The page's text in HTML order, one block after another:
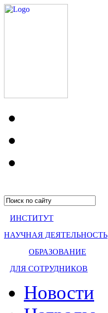
ИНСТИТУТ
НАУЧНАЯ ДЕЯТЕЛЬНОСТЬ
ОБРАЗОВАНИЕ
ДЛЯ СОТРУДНИКОВ
Новости